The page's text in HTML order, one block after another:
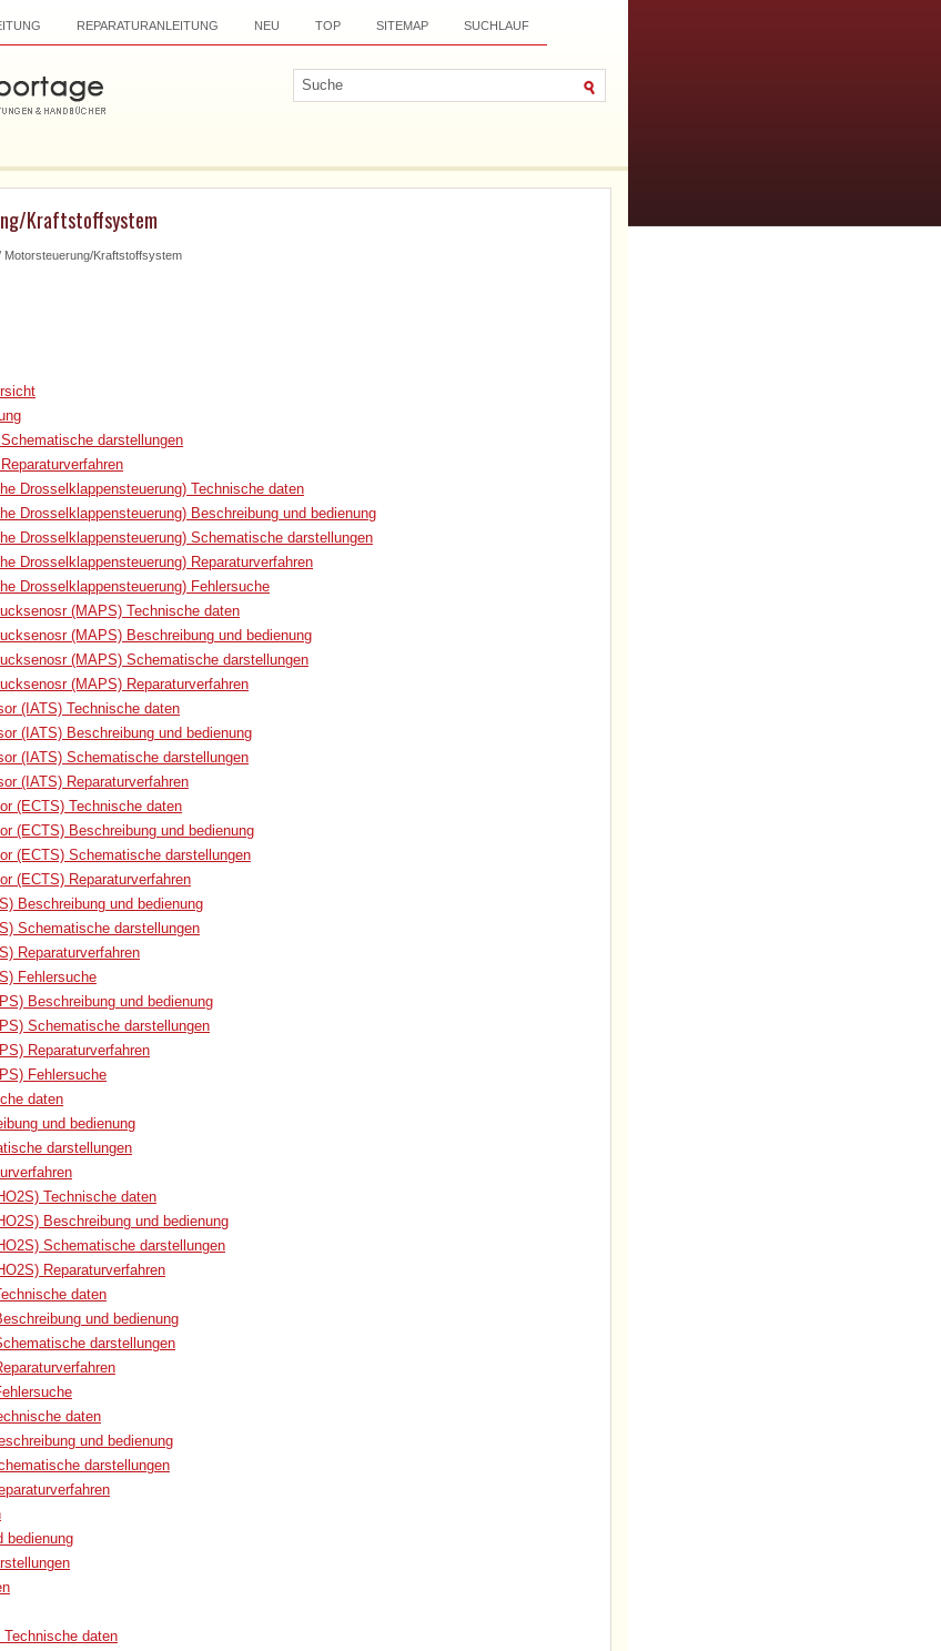
REPARATURANLEITUNG NEU TOP SITEMAP SUCHLAUF
Kraftstoffsystem
Motorsteuerung/Kraftstoffsystem
darstellungen
Drosselklappensteuerung) Technische daten
Drosselklappensteuerung) Beschreibung und bedienung
Drosselklappensteuerung) Schematische darstellungen
Drosselklappensteuerung) Reparaturverfahren
Drosselklappensteuerung) Fehlersuche
(MAPS) Technische daten
(MAPS) Beschreibung und bedienung
(MAPS) Schematische darstellungen
(MAPS) Reparaturverfahren
(IATS) Technische daten
(IATS) Beschreibung und bedienung
(IATS) Schematische darstellungen
(IATS) Reparaturverfahren
(ECTS) Technische daten
(ECTS) Beschreibung und bedienung
(ECTS) Schematische darstellungen
(ECTS) Reparaturverfahren
Beschreibung und bedienung
Schematische darstellungen
Reparaturverfahren
Fehlersuche
Beschreibung und bedienung
Schematische darstellungen
Reparaturverfahren
Fehlersuche
daten
und bedienung
darstellungen
Technische daten
Beschreibung und bedienung
Schematische darstellungen
Reparaturverfahren
daten
und bedienung
darstellungen
daten
und bedienung
darstellungen
bedienung
daten